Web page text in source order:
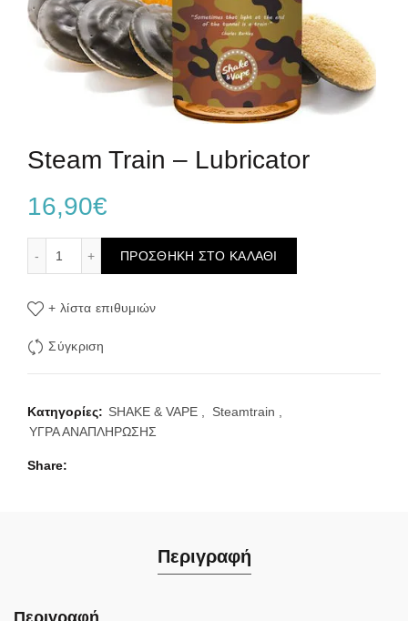
Steam Train – Lubricator
16,90€
ΠΡΟΣΘΉΚΗ ΣΤΟ ΚΑΛΆΘΙ
+ λίστα επιθυμιών
Σύγκριση
Κατηγορίες: SHAKE & VAPE Steamtrain
ΥΓΡΑ ΑΝΑΠΛΗΡΩΣΗΣ
Share
Περιγραφή
Περιγραφή